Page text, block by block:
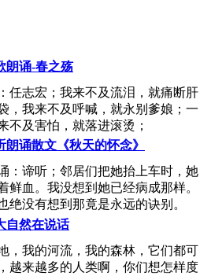
朗诵-春之殇
任志宏；我来不及流泪，就痛断肝
，我来不及呼喊，就永别爹娘；一
不及害怕，就落进滚烫；
朗诵散文《秋天的怀念》
：谛听；邻居们把她抬上车时，她
鲜血。我没想到她已经病成那样。
绝没有想到那竟是永远的诀别。
自然在说话
，我的河流，我的森林，它们都可
越来越多的人类啊，你们想怎样度